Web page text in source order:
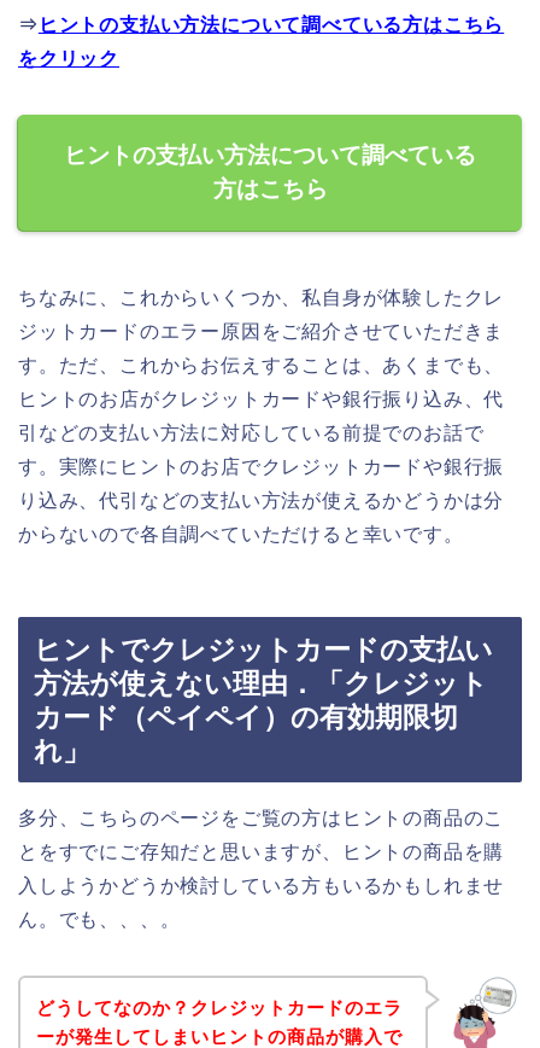
⇒ ヒントの支払い方法について調べている方はこちら
をクリック
ヒントの支払い方法について調べている
方はこちら
ちなみに、これからいくつか、私自身が体験したクレ
ジットカードのエラー原因をご紹介させていただきま
す。ただ、これからお伝えすることは、あくまでも、
ヒントのお店がクレジットカードや銀行振り込み、代
引などの支払い方法に対応している前提でのお話で
す。実際にヒントのお店でクレジットカードや銀行振
り込み、代引などの支払い方法が使えるかどうかは分
からないので各自調べていただけると幸いです。
ヒントでクレジットカードの支払い
方法が使えない理由．「クレジット
カード（ペイペイ）の有効期限切
れ」
多分、こちらのページをご覧の方はヒントの商品のこ
とをすでにご存知だと思いますが、ヒントの商品を購
入しようかどうか検討している方もいるかもしれませ
ん。でも、、、。
どうしてなのか？クレジットカードのエラ
ーが発生してしまいヒントの商品が購入で